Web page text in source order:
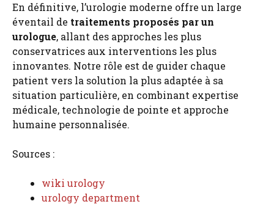
En définitive, l’urologie moderne offre un large
éventail de traitements proposés par un
urologue, allant des approches les plus
conservatrices aux interventions les plus
innovantes. Notre rôle est de guider chaque
patient vers la solution la plus adaptée à sa
situation particulière, en combinant expertise
médicale, technologie de pointe et approche
humaine personnalisée.
Sources :
wiki urology
urology department